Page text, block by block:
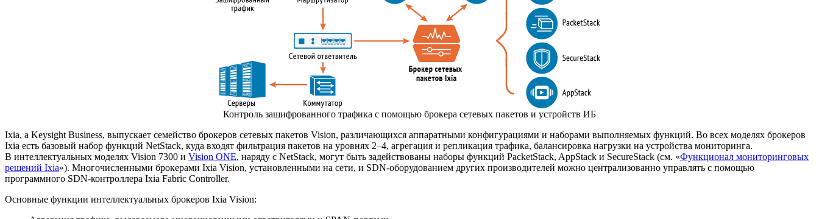
Контроль зашифрованного трафика с помощью брокера сетевых пакетов и устройств ИБ
Ixia, a Keysight Business, выпускает семейство брокеров сетевых пакетов Vision, различающихся аппаратными конфигурациями и наборами выполняемых функций. Во всех моделях брокеров
Ixia есть базовый набор функций NetStack, куда входят фильтрация пакетов на уровнях 2–4, агрегация и репликация трафика, балансировка нагрузки на устройства мониторинга.
В интеллектуальных моделях Vision 7300 и Vision ONE, наряду с NetStack, могут быть задействованы наборы функций PacketStack, AppStack и SecureStack (см. «Функционал мониторинговых
решений Ixia»). Многочисленными брокерами Ixia Vision, установленными на сети, и SDN-оборудованием других производителей можно централизованно управлять с помощью
программного SDN-контроллера Ixia Fabric Controller.
Основные функции интеллектуальных брокеров Ixia Vision: